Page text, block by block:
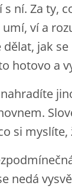
ní. Za ty,
ví a
jak
hotovo a
si myslíte,
nedá